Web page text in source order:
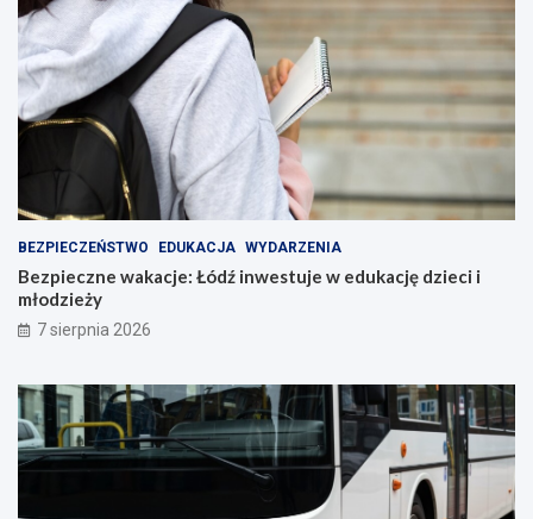
BEZPIECZEŃSTWO EDUKACJA WYDARZENIA
Bezpieczne wakacje: Łódź inwestuje w edukację dzieci i
młodzieży
7 sierpnia 2026